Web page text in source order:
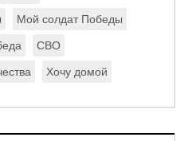
Мой солдат Победы
СВО
Хочу домой